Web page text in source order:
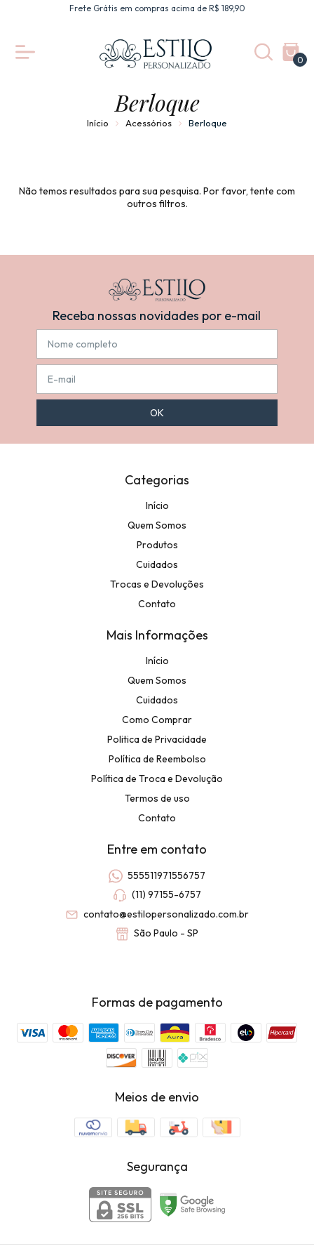
Frete Grátis em compras acima de R$ 189,90
0
Berloque
Início Acessórios Berloque
Não temos resultados para sua pesquisa. Por favor, tente com
outros filtros.
Receba nossas novidades por e-mail
Categorias
Início
Quem Somos
Produtos
Cuidados
Trocas e Devoluções
Contato
Mais Informações
Início
Quem Somos
Cuidados
Como Comprar
Politica de Privacidade
Política de Reembolso
Política de Troca e Devolução
Termos de uso
Contato
Entre em contato
555511971556757
(11) 97155-6757
contato@estilopersonalizado.com.br
São Paulo - SP
Formas de pagamento
Meios de envio
Segurança